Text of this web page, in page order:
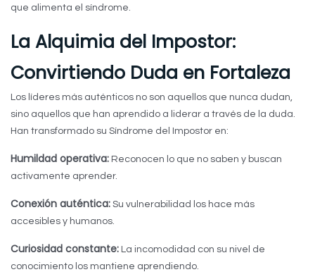
que alimenta el síndrome.
La Alquimia del Impostor:
Convirtiendo Duda en Fortaleza
Los líderes más auténticos no son aquellos que nunca dudan,
sino aquellos que han aprendido a liderar a través de la duda.
Han transformado su Síndrome del Impostor en:
Humildad operativa: Reconocen lo que no saben y buscan
activamente aprender.
Conexión auténtica: Su vulnerabilidad los hace más
accesibles y humanos.
Curiosidad constante: La incomodidad con su nivel de
conocimiento los mantiene aprendiendo.